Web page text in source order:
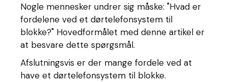
Nogle mennesker undrer sig måske: "Hvad er
fordelene ved et dørtelefonsystem til
blokke?" Hovedformålet med denne artikel er
at besvare dette spørgsmål.
Afslutningsvis er der mange fordele ved at
have et dørtelefonsystem til blokke.